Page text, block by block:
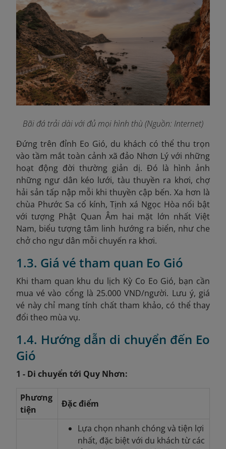
Bãi đá trải dài với đủ mọi hình thù (Nguồn: Internet)
Đứng trên đỉnh Eo Gió, du khách có thể thu trọn
vào tầm mắt toàn cảnh xã đảo Nhơn Lý với những
hoạt động đời thường giản dị. Đó là hình ảnh
những ngư dân kéo lưới, tàu thuyền ra khơi, chợ
hải sản tấp nập mỗi khi thuyền cập bến. Xa hơn là
chùa Phước Sa cổ kính, Tịnh xá Ngọc Hòa nổi bật
với tượng Phật Quan Âm hai mặt lớn nhất Việt
Nam, biểu tượng tâm linh hướng ra biển, như che
chở cho ngư dân mỗi chuyến ra khơi.
1.3. Giá vé tham quan Eo Gió
Khi tham quan khu du lịch Kỳ Co Eo Gió, bạn cần
mua vé vào cổng là 25.000 VND/người. Lưu ý, giá
vé này chỉ mang tính chất tham khảo, có thể thay
đổi theo mùa vụ.
1.4. Hướng dẫn di chuyển đến Eo
Gió
1 - Di chuyển tới Quy Nhơn:
Phương
tiện
Đặc điểm
Lựa chọn nhanh chóng và tiện lợi
nhất, đặc biệt với du khách từ các